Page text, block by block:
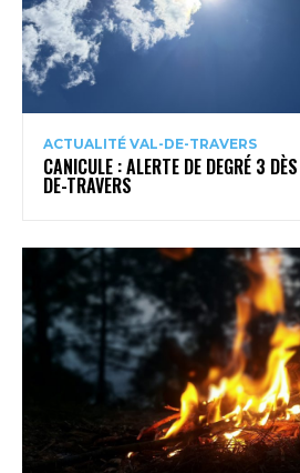
ACTUALITÉ VAL-DE-TRAVERS
CANICULE : ALERTE DE DEGRÉ 3
DE-TRAVERS